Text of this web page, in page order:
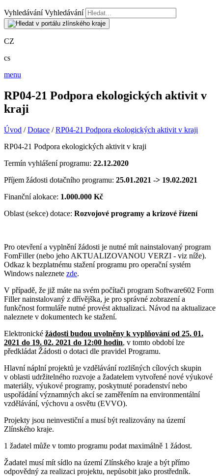
Vyhledávání Vyhledávání
CZ
cs
menu
RP04-21 Podpora ekologických aktivit v
kraji
Úvod /Dotace /RP04-21 Podpora ekologických aktivit v kraji
RP04-21 Podpora ekologických aktivit v kraji
Termín vyhlášení programu: 22.12.2020
Příjem žádosti dotačního programu: 25.01.2021 -> 19.02.2021
Finanční alokace: 1.000.000 Kč
Oblast (sekce) dotace: Rozvojové programy a krizové řízení
Pro otevření a vyplnění žádosti je nutné mít nainstalovaný program
FomFiller (nebo jeho AKTUALIZOVANOU VERZI - viz níže).
Odkaz k bezplatnému stažení programu pro operační systém
Windows naleznete zde.
V případě, že již máte na svém počítači program Software602 Form
Filler nainstalovaný z dřívějška, je pro správné zobrazení a
funkčnost formuláře nutné provést aktualizaci. Návod na aktualizace
naleznete v dokumentech ke stažení.
Elektronické žádosti budou uvolněny k vyplňování od 25. 01.
2021 do 19. 02. 2021 do 12:00 hodin, v tomto období lze
předkládat Žádosti o dotaci dle pravidel Programu.
Hlavní náplní projektů je vzdělávání rozlišných cílových skupin
v oblasti udržitelného rozvoje a žadatelem vytvořené nové výukové
materiály, výukové programy, poskytnuté poradenství nebo
uspořádání významných akcí se zaměřením na environmentální
vzdělávání, výchovu a osvětu (EVVO).
Projekty jsou neinvestiční a musí být realizovány na území
Zlínského kraje.
1 žadatel může v tomto programu podat maximálně 1 žádost.
Žadatel musí mít sídlo na území Zlínského kraje a být přímo
odpovědný za realizaci projektu, nepůsobit jako prostředník.